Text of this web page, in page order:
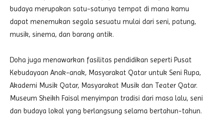
budaya merupakan satu-satunya tempat di mana kamu
dapat menemukan segala sesuatu mulai dari seni, patung,
musik, sinema, dan barang antik.
Doha juga menawarkan fasilitas pendidikan seperti Pusat
Kebudayaan Anak-anak, Masyarakat Qatar untuk Seni Rupa,
Akademi Musik Qatar, Masyarakat Musik dan Teater Qatar.
Museum Sheikh Faisal menyimpan tradisi dari masa lalu, seni
dan budaya lokal yang berlangsung selama bertahun-tahun.